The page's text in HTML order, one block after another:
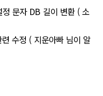
문자 DB 길이 변환 ( 소
수정 ( 지운아빠 님이 알